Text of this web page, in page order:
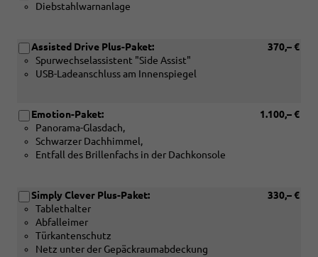
Diebstahlwarnanlage
370,– €
Assisted Drive Plus-Paket:
Spurwechselassistent "Side Assist"
USB-Ladeanschluss am Innenspiegel
1.100,– €
Emotion-Paket:
Panorama-Glasdach,
Schwarzer Dachhimmel,
Entfall des Brillenfachs in der Dachkonsole
330,– €
Simply Clever Plus-Paket:
Tablethalter
Abfalleimer
Türkantenschutz
Netz unter der Gepäckraumabdeckung